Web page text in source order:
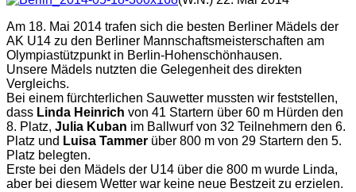
Am 18. Mai 2014 trafen sich die besten Berliner Mädels der
AK U14 zu den Berliner Mannschaftsmeisterschaften am
Olympiastützpunkt in Berlin-Hohenschönhausen.
Unsere Mädels nutzten die Gelegenheit des direkten
Vergleichs.
Bei einem fürchterlichen Sauwetter mussten wir feststellen,
dass Linda Heinrich von 41 Startern über 60 m Hürden den
8. Platz, Julia Kuban im Ballwurf von 32 Teilnehmern den 6.
Platz und Luisa Tammer über 800 m von 29 Startern den 5.
Platz belegten.
Erste bei den Mädels der U14 über die 800 m wurde Linda,
aber bei diesem Wetter war keine neue Bestzeit zu erzielen.